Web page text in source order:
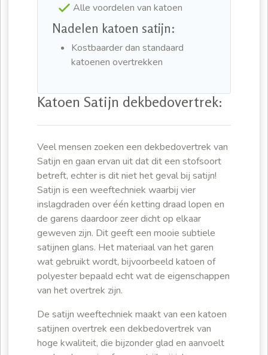
Alle voordelen van katoen
Nadelen katoen satijn:
Kostbaarder dan standaard
katoenen overtrekken
Katoen Satijn dekbedovertrek:
Veel mensen zoeken een dekbedovertrek van
Satijn en gaan ervan uit dat dit een stofsoort
betreft, echter is dit niet het geval bij satijn!
Satijn is een weeftechniek waarbij vier
inslagdraden over één ketting draad lopen en
de garens daardoor zeer dicht op elkaar
geweven zijn. Dit geeft een mooie subtiele
satijnen glans. Het materiaal van het garen
wat gebruikt wordt, bijvoorbeeld katoen of
polyester bepaald echt wat de eigenschappen
van het overtrek zijn.
De satijn weeftechniek maakt van een katoen
satijnen overtrek een dekbedovertrek van
hoge kwaliteit, die bijzonder glad en aanvoelt